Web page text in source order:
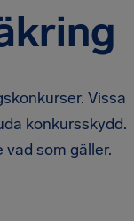
Vissa
konkursskydd.
som gäller.